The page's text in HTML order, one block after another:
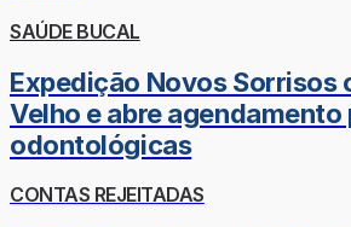
SAÚDE BUCAL
Expedição Novos Sorrisos
Velho e abre
odontológicas
CONTAS REJEITADAS